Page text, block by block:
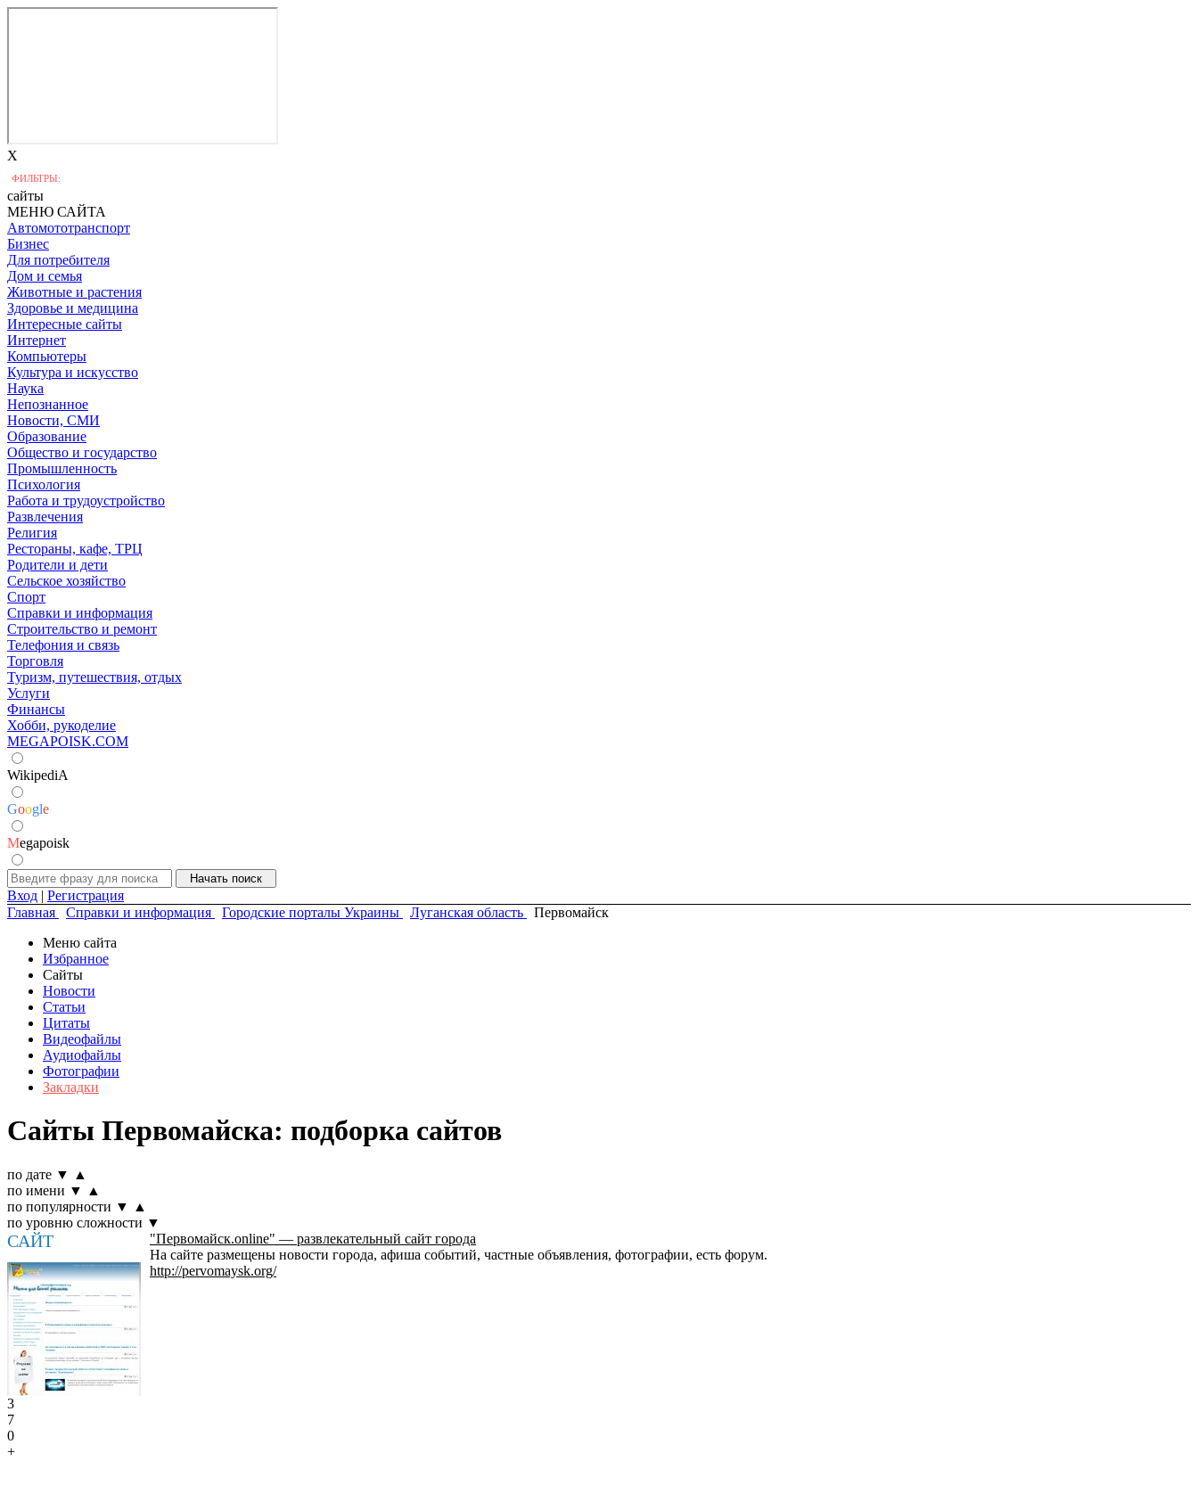
X
ФИЛЬТРЫ:
сайты
МЕНЮ САЙТА
Автомототранспорт
Бизнес
Для потребителя
Дом и семья
Животные и растения
Здоровье и медицина
Интересные сайты
Интернет
Компьютеры
Культура и искусство
Наука
Непознанное
Новости, СМИ
Образование
Общество и государство
Промышленность
Психология
Работа и трудоустройство
Развлечения
Религия
Рестораны, кафе, ТРЦ
Родители и дети
Сельское хозяйство
Спорт
Справки и информация
Строительство и ремонт
Телефония и связь
Торговля
Туризм, путешествия, отдых
Услуги
Финансы
Хобби, рукоделие
MEGAPOISK.COM
WikipediA
Google
Megapoisk
Вход | Регистрация
Главная
Справки и информация Городские порталы Украины Луганская область
Первомайск
Меню сайта
Избранное
Сайты
Новости
Статьи
Цитаты
Видеофайлы
Аудиофайлы
Фотографии
Закладки
Сайты Первомайска: подборка сайтов
по дате ▼
▲
по имени ▼
▲
по популярности ▼
▲
по уровню сложности ▼
САЙТ
"Первомайск.online" — развлекательный сайт города
На сайте размещены новости города, афиша событий, частные объявления, фотографии, есть форум.
http://pervomaysk.org/
3
7
0
+